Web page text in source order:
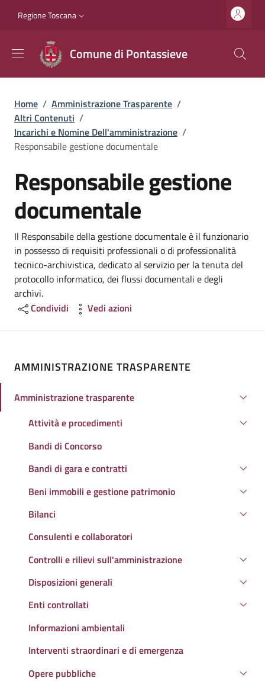
Slim top
Regione Toscana
Comune di Pontassieve
Briciole di pane
Home / Amministrazione Trasparente /
Altri Contenuti /
Incarichi e Nomine Dell'amministrazione /
Responsabile gestione documentale
Responsabile gestione
documentale
Dettagli
Il Responsabile della gestione documentale è il funzionario
in possesso di requisiti professionali o di professionalità
tecnico-archivistica, dedicato al servizio per la tenuta del
protocollo informatico, dei flussi documentali e degli
archivi.
Condividi
Vedi azioni
AMMINISTRAZIONE TRASPARENTE
Amministrazione trasparente
Attivo
Attività e procedimenti
Bandi di Concorso
Bandi di gara e contratti
Beni immobili e gestione patrimonio
Bilanci
Consulenti e collaboratori
Controlli e rilievi sull'amministrazione
Disposizioni generali
Enti controllati
Informazioni ambientali
Interventi straordinari e di emergenza
Opere pubbliche